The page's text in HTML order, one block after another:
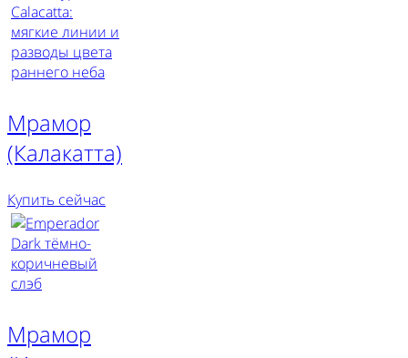
Мрамор
(Калакатта)
Купить сейчас
Мрамор